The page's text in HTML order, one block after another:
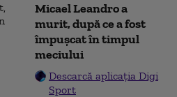
Micael Leandro a
murit, după ce a fost
împușcat în timpul
meciului
Descarcă aplicația Digi
Sport